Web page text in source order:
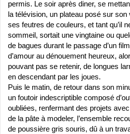
permis. Le soir après diner, se
la télévision, un plateau posé sur son
ses feutres de couleurs, et tant qu’il
sommeil, sortait une vingtaine ou
de bagues durant le passage d’un
d’amour au dénouement heureux,
pouvant pas se retenir, de longues
en descendant par les joues.
Puis le matin, de retour dans son
un foutoir indescriptible composé
oubliées, renfermant des projets
de la pâte à modeler, l’ensemble
de poussière gris souris, dû à un